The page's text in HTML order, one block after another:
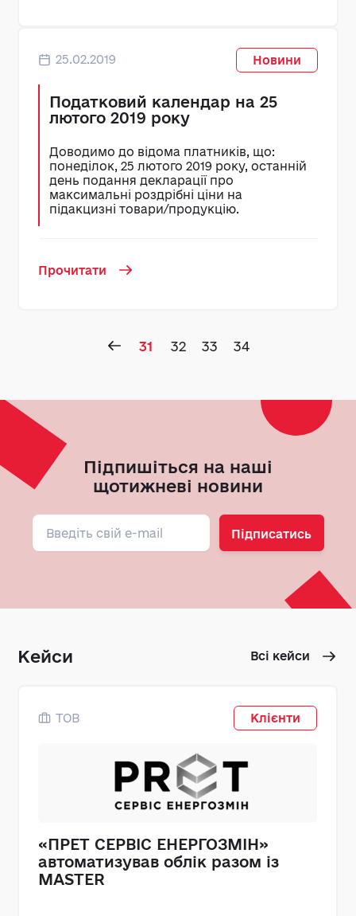
25.02.2019 Новини
Податковий календар на 25
лютого 2019 року
Доводимо до відома платників, що:
понеділок, 25 лютого 2019 року, останній
день подання декларації про
максимальні роздрібні ціни на
підакцизні товари/продукцію.
Прочитати
31 32 33 34
Підпишіться на наші
щотижневі новини
Підписатись
Кейси Всі кейси
ТОВ Клієнти
«ПРЕТ СЕРВІС ЕНЕРГОЗМІН»
автоматизував облік разом із
MASTER